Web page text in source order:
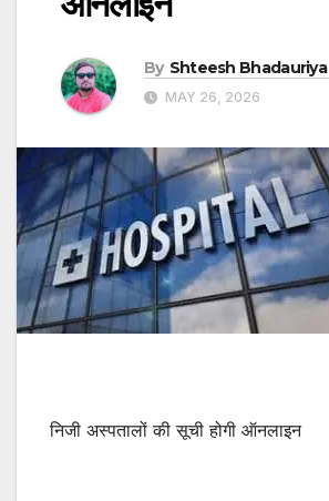
By Shteesh Bhadauriya
MAY 26, 2026
निजी अस्पतालों की सूची होगी ऑनलाइन